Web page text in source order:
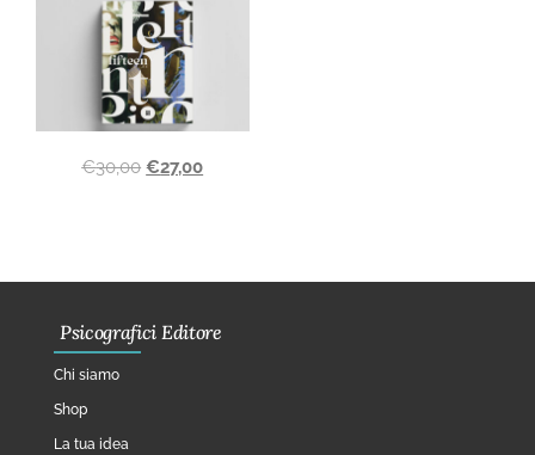
€30,00 €27,00
Psicografici Editore
Chi siamo
Shop
La tua idea